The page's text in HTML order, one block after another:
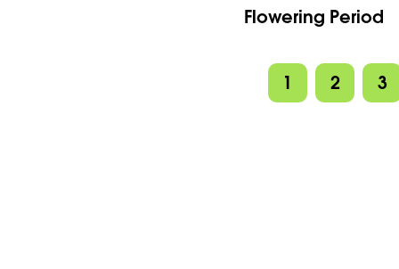
Flowering Period
1 2 3